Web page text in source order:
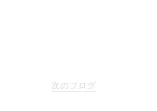
次のブログ